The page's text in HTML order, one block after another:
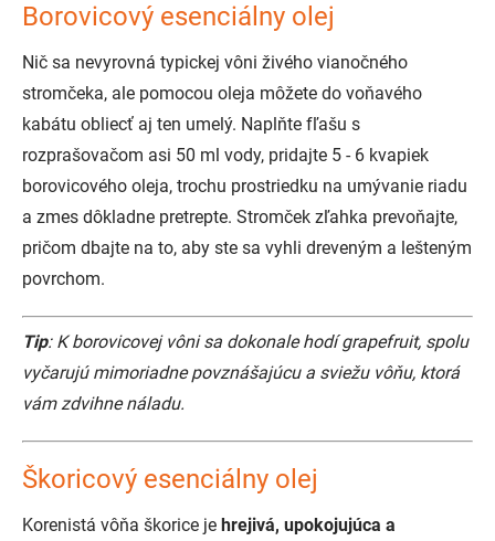
Borovicový esenciálny olej
Nič sa nevyrovná typickej vôni živého vianočného
stromčeka, ale pomocou oleja môžete do voňavého
kabátu obliecť aj ten umelý. Naplňte fľašu s
rozprašovačom asi 50 ml vody, pridajte 5 - 6 kvapiek
borovicového oleja, trochu prostriedku na umývanie riadu
a zmes dôkladne pretrepte. Stromček zľahka prevoňajte,
pričom dbajte na to, aby ste sa vyhli dreveným a lešteným
povrchom.
Tip: K borovicovej vôni sa dokonale hodí grapefruit, spolu
vyčarujú mimoriadne povznášajúcu a sviežu vôňu, ktorá
vám zdvihne náladu.
Škoricový esenciálny olej
Korenistá vôňa škorice je hrejivá, upokojujúca a